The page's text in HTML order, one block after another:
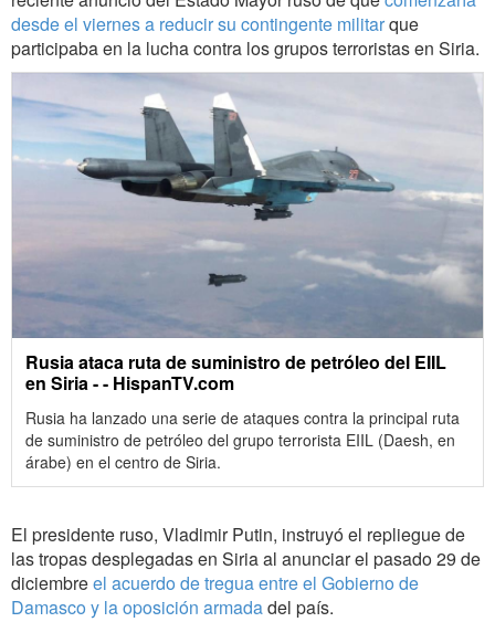
desde el viernes a reducir su contingente militarque
participaba en la lucha contra los grupos terroristas en Siria.
Rusia ataca ruta de suministro de petróleo del EIIL
en Siria - - HispanTV.com
Rusia ha lanzado una serie de ataques contra la principal ruta
de suministro de petróleo del grupo terrorista EIIL (Daesh, en
árabe) en el centro de Siria.
El presidente ruso, Vladimir Putin, instruyó el repliegue de
las tropas desplegadas en Siria al anunciar el pasado 29 de
diciembreel acuerdo de tregua entre el Gobierno de
Damasco y la oposición armadadel país.